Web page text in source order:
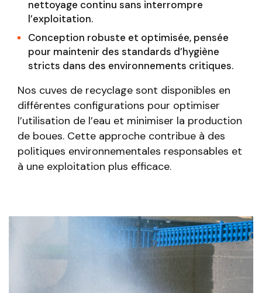
nettoyage continu sans interrompre
l’exploitation.
Conception robuste et optimisée, pensée
pour maintenir des standards d’hygiène
stricts dans des environnements critiques.
Nos cuves de recyclage sont disponibles en
différentes configurations pour optimiser
l’utilisation de l’eau et minimiser la production
de boues. Cette approche contribue à des
politiques environnementales responsables et
à une exploitation plus efficace.